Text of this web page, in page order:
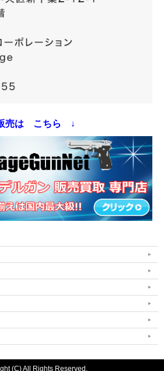
売は こちら ↓
(C) All Rights Reserved.